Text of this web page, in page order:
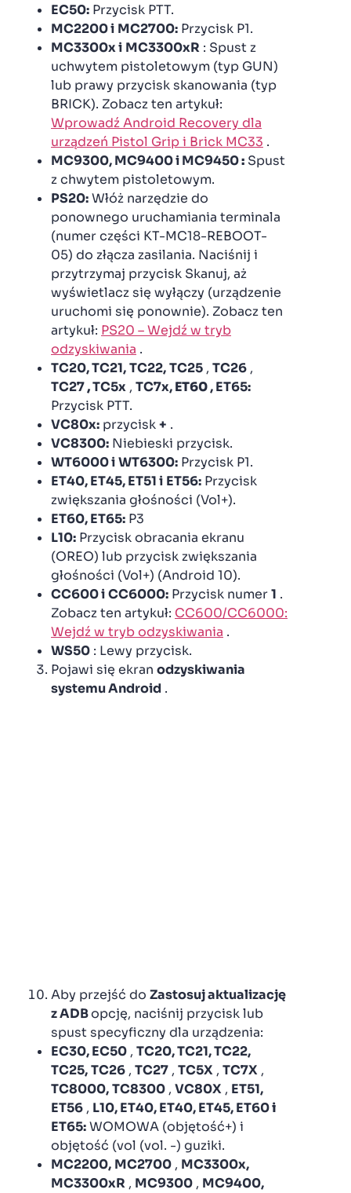
EC50: Przycisk PTT.
MC2200 i MC2700: Przycisk P1.
MC3300x i MC3300xR : Spust z
uchwytem pistoletowym (typ GUN)
lub prawy przycisk skanowania (typ
BRICK). Zobacz ten artykuł:
Wprowadź Android Recovery dla
urządzeń Pistol Grip i Brick MC33 .
MC9300, MC9400 i MC9450: Spust
z chwytem pistoletowym.
PS20:Włóż narzędzie do
ponownego uruchamiania terminala
(numer części KT-MC18-REBOOT-
05) do złącza zasilania. Naciśnij i
przytrzymaj przycisk Skanuj, aż
wyświetlacz się wyłączy (urządzenie
uruchomi się ponownie). Zobacz ten
artykuł: PS20 – Wejdź w tryb
odzyskiwania .
TC20, TC21,TC22,TC25 , TC26 ,
TC27,TC5x , TC7x,ET60, ET65:
Przycisk PTT.
VC80x: przycisk+ .
VC8300: Niebieski przycisk.
WT6000 iWT6300: Przycisk P1.
ET40, ET45, ET51 i ET56: Przycisk
zwiększania głośności (Vol+).
ET60, ET65: P3
L10: Przycisk obracania ekranu
(OREO) lub przycisk zwiększania
głośności (Vol+) (Android 10).
CC600 iCC6000: Przycisk numer1 .
Zobacz ten artykuł: CC600/CC6000:
Wejdź w tryb odzyskiwania .
WS50 : Lewy przycisk.
Pojawi się ekran odzyskiwania
systemu Android .
Aby przejść do Zastosuj aktualizację
z ADBopcję, naciśnij przycisk lub
spust specyficzny dla urządzenia:
EC30, EC50 , TC20, TC21, TC22,
TC25,TC26 , TC27 , TC5X , TC7X ,
TC8000,TC8300 , VC80X , ET51,
ET56 , L10, ET40, ET40, ET45, ET60i
ET65:WOMOWA (objętość+) i
objętość (vol (vol. -) guziki.
MC2200, MC2700 , MC3300x,
MC3300xR , MC9300 , MC9400,